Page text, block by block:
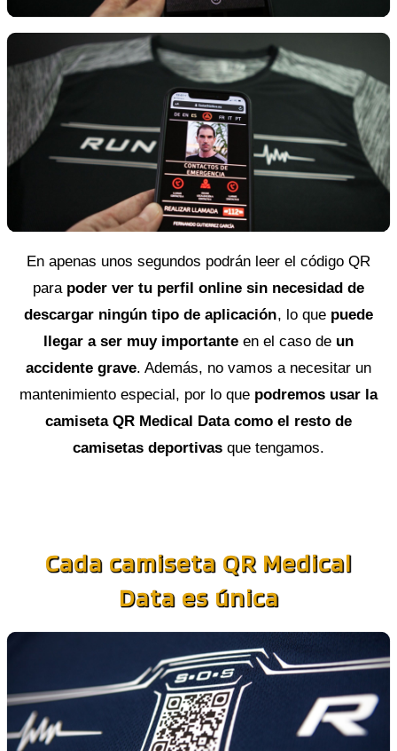
En apenas unos segundos podrán leer el código QR
para poder ver tu perfil online sin necesidad de
descargar ningún tipo de aplicación, lo que puede
llegar a ser muy importante en el caso de un
accidente grave. Además, no vamos a necesitar un
mantenimiento especial, por lo que podremos usar la
camiseta QR Medical Data como el resto de
camisetas deportivas que tengamos.
Cada camiseta QR Medical
Data es única